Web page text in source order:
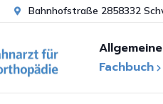
Bahnhofstraße 2858332
Fachbuch
Zahn- und